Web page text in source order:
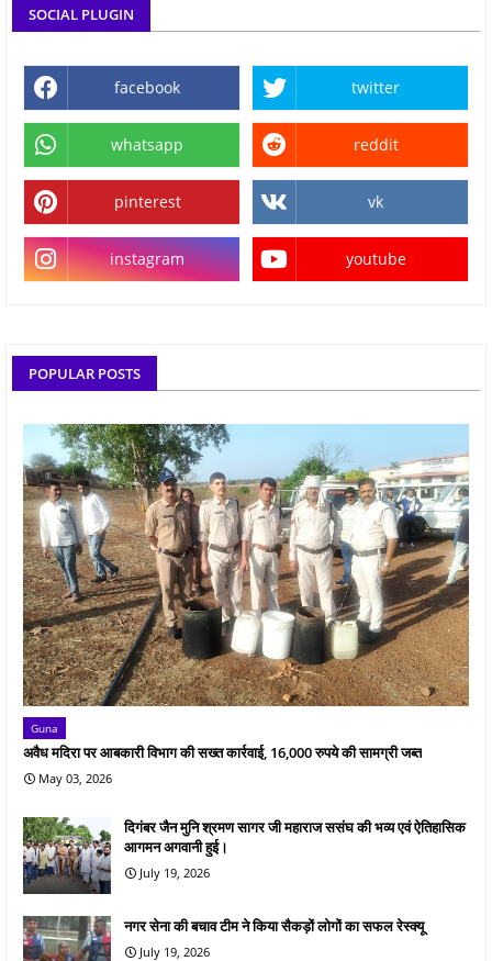
SOCIAL PLUGIN
facebook twitter
whatsapp reddit
pinterest vk
instagram youtube
POPULAR POSTS
Guna
अवैध मदिरा पर आबकारी विभाग की सख्त कार्रवाई, 16,000 रुपये की सामग्री जब्त
May 03, 2026
दिगंबर जैन मुनि श्रमण सागर जी महाराज ससंघ की भव्य एवं ऐतिहासिक
आगमन अगवानी हुई।
July 19, 2026
नगर सेना की बचाव टीम ने किया सैकड़ों लोगों का सफल रेस्क्यू
July 19, 2026